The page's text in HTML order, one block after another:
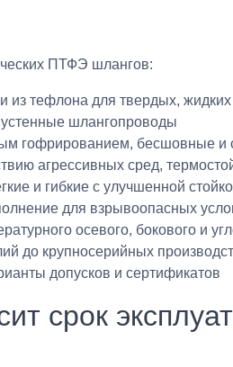
ПТФЭ шлангов:
из тефлона для твердых,
шлангопроводы
гофрированием, бесшовные
агрессивных сред,
и гибкие с улучшенной
для взрывоопасных
осевого, бокового и
до крупносерийных
допусков и сертификатов
срок